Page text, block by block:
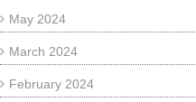
May 2024
March 2024
February 2024